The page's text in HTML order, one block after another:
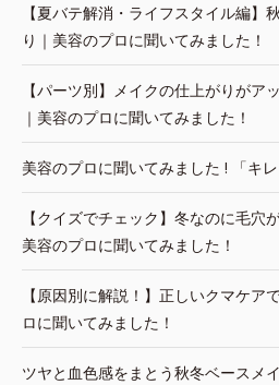
【夏バテ解消・ライフスタイル編】
り｜美容のプロに聞いてみました！
【パーツ別】メイクの仕上がりがア
｜美容のプロに聞いてみました！
美容のプロに聞いてみました ! 「キ
【クイズでチェック】冬なのに毛穴
美容のプロに聞いてみました！
【原因別に解説！】正しいクマケア
ロに聞いてみました！
ツヤと血色感をまとう秋冬ベースメ